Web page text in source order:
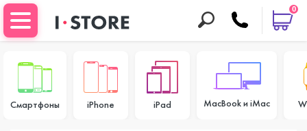
0
Смартфоны iPhone iPad MacBook и iMac